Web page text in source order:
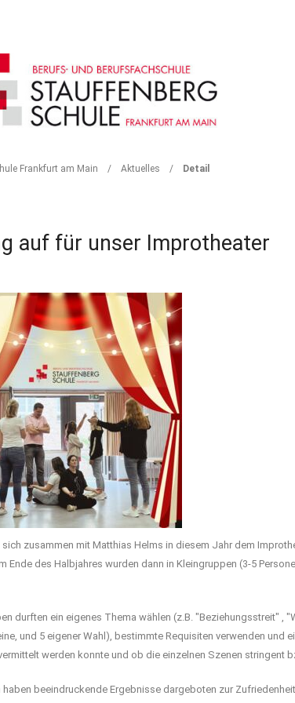
Frankfurt am Main / Aktuelles / Detail
auf für unser Improtheater
sich zusammen mit Matthias Helms in diesem Jahr dem
Ende des Halbjahres wurden dann in Kleingruppen (3-5
durften ein eigenes Thema wählen (z.B. "Beziehungsstreit"
und 5 eigener Wahl), bestimmte Requisiten verwenden und
werden konnte und ob die einzelnen Szenen stringent
haben beeindruckende Ergebnisse dargeboten zur